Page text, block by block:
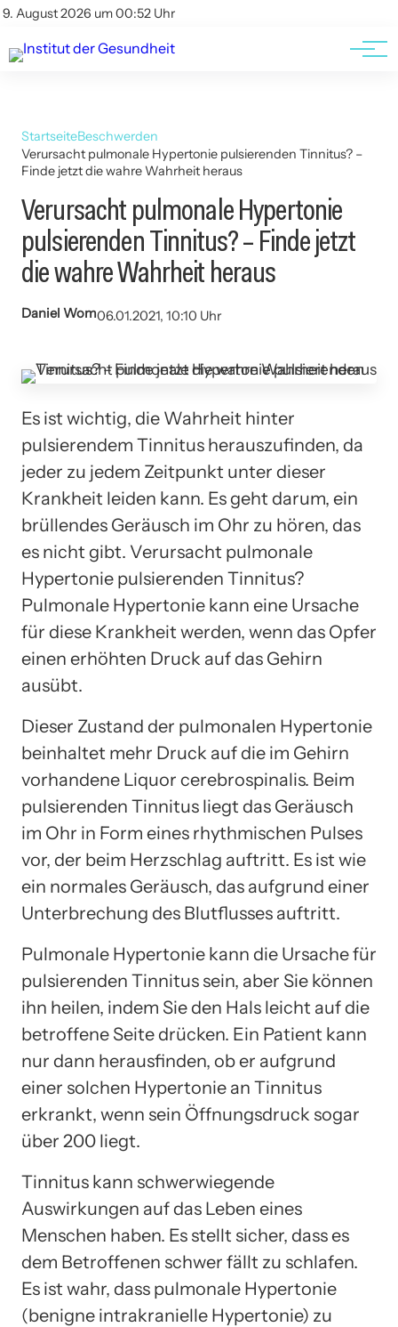
9. August 2026 um 00:52 Uhr
Kontakt
Kontakt
AGBs
StartseiteBeschwerden
Verursacht pulmonale Hypertonie pulsierenden Tinnitus? –
Finde jetzt die wahre Wahrheit heraus
Verursacht pulmonale Hypertonie
pulsierenden Tinnitus? – Finde jetzt
die wahre Wahrheit heraus
Daniel Wom06.01.2021, 10:10 Uhr
Es ist wichtig, die Wahrheit hinter
pulsierendem Tinnitus herauszufinden, da
jeder zu jedem Zeitpunkt unter dieser
Krankheit leiden kann. Es geht darum, ein
brüllendes Geräusch im Ohr zu hören, das
es nicht gibt. Verursacht pulmonale
Hypertonie pulsierenden Tinnitus?
Pulmonale Hypertonie kann eine Ursache
für diese Krankheit werden, wenn das Opfer
einen erhöhten Druck auf das Gehirn
ausübt.
Dieser Zustand der pulmonalen Hypertonie
beinhaltet mehr Druck auf die im Gehirn
vorhandene Liquor cerebrospinalis. Beim
pulsierenden Tinnitus liegt das Geräusch
im Ohr in Form eines rhythmischen Pulses
vor, der beim Herzschlag auftritt. Es ist wie
ein normales Geräusch, das aufgrund einer
Unterbrechung des Blutflusses auftritt.
Pulmonale Hypertonie kann die Ursache für
pulsierenden Tinnitus sein, aber Sie können
ihn heilen, indem Sie den Hals leicht auf die
betroffene Seite drücken. Ein Patient kann
nur dann herausfinden, ob er aufgrund
einer solchen Hypertonie an Tinnitus
erkrankt, wenn sein Öffnungsdruck sogar
über 200 liegt.
Tinnitus kann schwerwiegende
Auswirkungen auf das Leben eines
Menschen haben. Es stellt sicher, dass es
dem Betroffenen schwer fällt zu schlafen.
Es ist wahr, dass pulmonale Hypertonie
(benigne intrakranielle Hypertonie) zu